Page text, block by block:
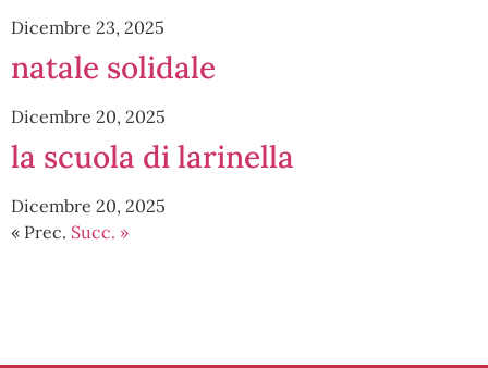
Dicembre 23, 2025
natale solidale
Dicembre 20, 2025
la scuola di larinella
Dicembre 20, 2025
« Prec. Succ. »